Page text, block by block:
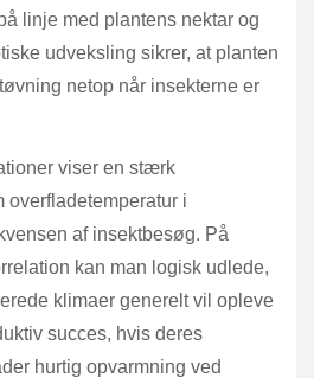
linje med plantens nektar og
udveksling sikrer, at planten
netop når insekterne er
viser en stærk
i
af insektbesøg. På
kan man logisk udlede,
klimaer generelt vil opleve
succes, hvis deres
hurtig opvarmning ved